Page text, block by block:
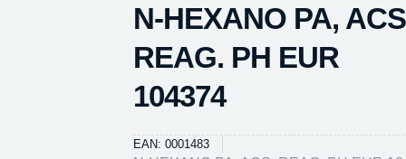
N-HEXANO PA,
REAG. PH EUR
104374
EAN: 0001483